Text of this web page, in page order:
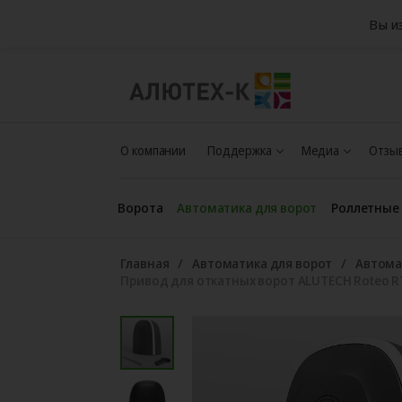
О компании Поддержка Медиа
Ворота Автоматика для ворот
Главная Автоматика для ворот
Вы